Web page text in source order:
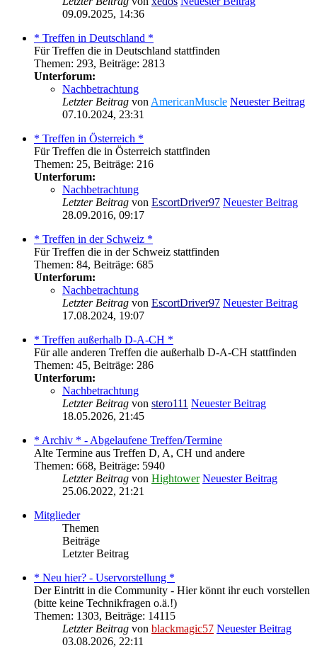
09.09.2025, 14:36
* Treffen in Deutschland *
Für Treffen die in Deutschland stattfinden
Themen: 293, Beiträge: 2813
Unterforum:
Nachbetrachtung
Letzter Beitrag von AmericanMuscle Neuester Beitrag
07.10.2024, 23:31
* Treffen in Österreich *
Für Treffen die in Österreich stattfinden
Themen: 25, Beiträge: 216
Unterforum:
Nachbetrachtung
Letzter Beitrag von EscortDriver97 Neuester Beitrag
28.09.2016, 09:17
* Treffen in der Schweiz *
Für Treffen die in der Schweiz stattfinden
Themen: 84, Beiträge: 685
Unterforum:
Nachbetrachtung
Letzter Beitrag von EscortDriver97 Neuester Beitrag
17.08.2024, 19:07
* Treffen außerhalb D-A-CH *
Für alle anderen Treffen die außerhalb D-A-CH stattfinden
Themen: 45, Beiträge: 286
Unterforum:
Nachbetrachtung
Letzter Beitrag von stero111 Neuester Beitrag
18.05.2026, 21:45
* Archiv * - Abgelaufene Treffen/Termine
Alte Termine aus Treffen D, A, CH und andere
Themen: 668, Beiträge: 5940
Letzter Beitrag von Hightower Neuester Beitrag
25.06.2022, 21:21
Mitglieder
Themen
Beiträge
Letzter Beitrag
* Neu hier? - Uservorstellung *
Der Eintritt in die Community - Hier könnt ihr euch vorstellen
(bitte keine Technikfragen o.ä.!)
Themen: 1303, Beiträge: 14115
Letzter Beitrag von blackmagic57 Neuester Beitrag
03.08.2026, 22:11